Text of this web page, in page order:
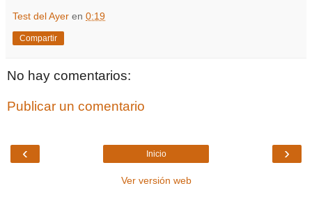
Test del Ayer en 0:19
Compartir
No hay comentarios:
Publicar un comentario
‹ ›
Inicio
Ver versión web